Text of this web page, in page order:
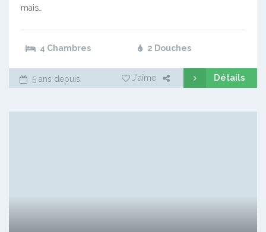
mais…
4 Chambres 2 Douches
5 ans depuis J'aime Détails